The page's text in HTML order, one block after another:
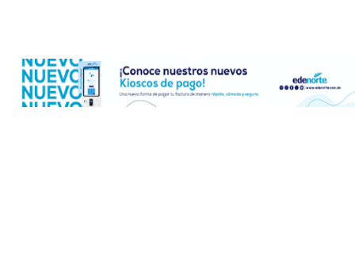
Tasa del dólar jueves 06 de agosto de 2026